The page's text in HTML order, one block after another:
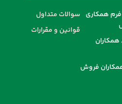
همکاری
همکاران
فروش
سوالات متداول
قوانین و مقرارات